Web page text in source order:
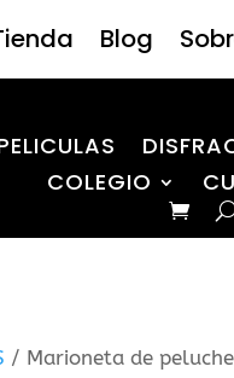
Blog
COLEGIO
/ Marioneta de